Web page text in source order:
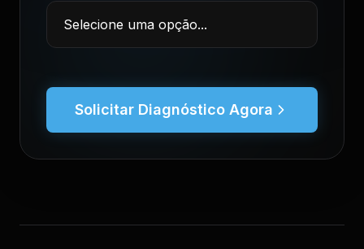
Solicitar Diagnóstico Agora